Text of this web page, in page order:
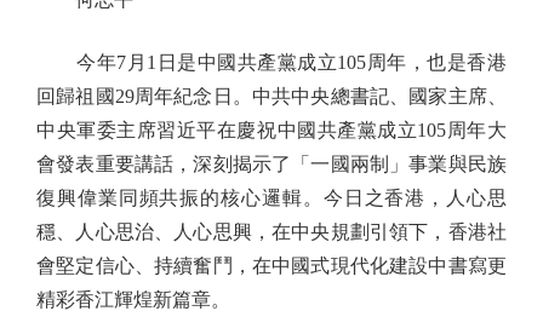
今年7月1日是中國共產黨成立105周年，也是香港
回歸祖國29周年紀念日。中共中央總書記、國家主席、
中央軍委主席習近平在慶祝中國共產黨成立105周年大
會發表重要講話，深刻揭示了「一國兩制」事業與民族
復興偉業同頻共振的核心邏輯。今日之香港，人心思
穩、人心思治、人心思興，在中央規劃引領下，香港社
會堅定信心、持續奮鬥，在中國式現代化建設中書寫更
精彩香江輝煌新篇章。